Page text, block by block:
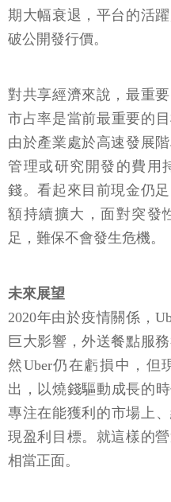
期大幅衰退，平台的活
破公開發行價。
對共享經濟來說，最重
市占率是當前最重要的
由於產業處於高速發展
管理或研究開發的費用
錢。看起來目前現金仍
額持續擴大，面對突發
足，難保不會發生危機。
未來展望
2020年由於疫情關係，
巨大影響，外送餐點服
然Uber仍在虧損中，但
出，以燒錢驅動成長的
專注在能獲利的市場上
現盈利目標。就這樣的
相當正面。